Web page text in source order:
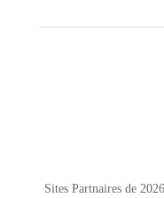
Sites Partnaires de